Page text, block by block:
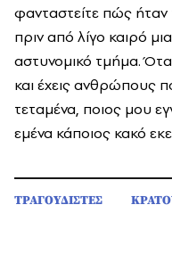
φανταστείτε πώς
πριν από λίγο καιρό
αστυνομικό τμήμα.
και έχεις ανθρώπους
τεταμένα, ποιος μου
εμένα κάποιος κακό
ΤΡΑΓΟΥΔΙΣΤΕΣ